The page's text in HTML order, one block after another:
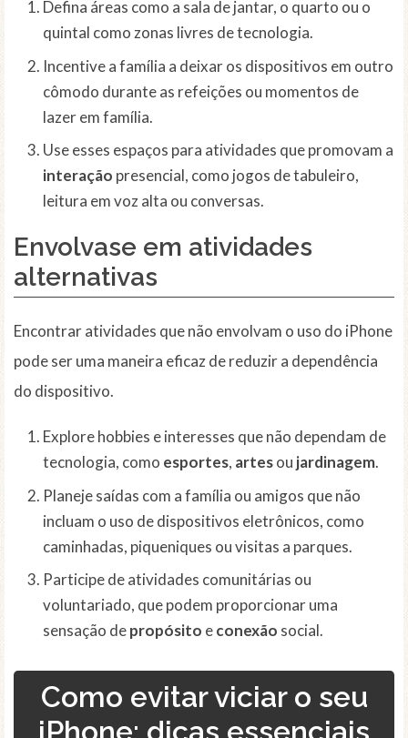
Defina áreas como a sala de jantar, o quarto ou o
quintal como zonas livres de tecnologia.
Incentive a família a deixar os dispositivos em outro
cômodo durante as refeições ou momentos de
lazer em família.
Use esses espaços para atividades que promovam a
interação presencial, como jogos de tabuleiro,
leitura em voz alta ou conversas.
Envolvase em atividades
alternativas
Encontrar atividades que não envolvam o uso do iPhone
pode ser uma maneira eficaz de reduzir a dependência
do dispositivo.
Explore hobbies e interesses que não dependam de
tecnologia, como esportes, artesou jardinagem.
Planeje saídas com a família ou amigos que não
incluam o uso de dispositivos eletrônicos, como
caminhadas, piqueniques ou visitas a parques.
Participe de atividades comunitárias ou
voluntariado, que podem proporcionar uma
sensação depropósito econexão social.
Como evitar viciar o seu